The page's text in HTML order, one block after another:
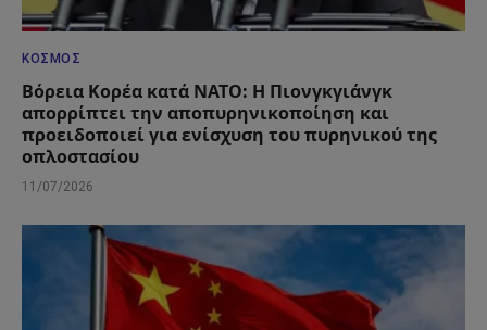
ΚΌΣΜΟΣ
Βόρεια Κορέα κατά ΝΑΤΟ: Η Πιονγκγιάνγκ
απορρίπτει την αποπυρηνικοποίηση και
προειδοποιεί για ενίσχυση του πυρηνικού της
οπλοστασίου
11/07/2026